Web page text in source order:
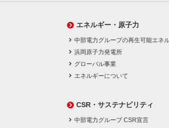
エネルギー・原子力
中部電力グループの再生可能エネ
浜岡原子力発電所
グローバル事業
エネルギーについて
CSR・サステナビリティ
中部電力グループ CSR宣言